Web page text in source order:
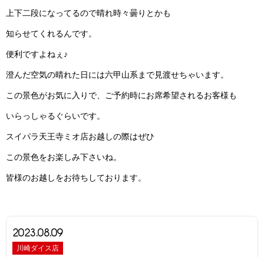
2023.08.09
川崎ダイス店
上下二段になってるので晴れ時々曇りとかも
知らせてくれるんです。
便利ですよねぇ♪
澄んだ空気の晴れた日には六甲山系まで見渡せちゃいます。
この景色がお気に入りで、ご予約時にお席希望されるお客様も
いらっしゃるぐらいです。
スイパラ天王寺ミオ店お越しの際はぜひ
この景色をお楽しみ下さいね。
皆様のお越しをお待ちしております。